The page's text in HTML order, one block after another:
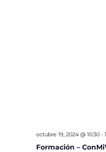
Formación –
octubre 19, 2024 @ 10:30-